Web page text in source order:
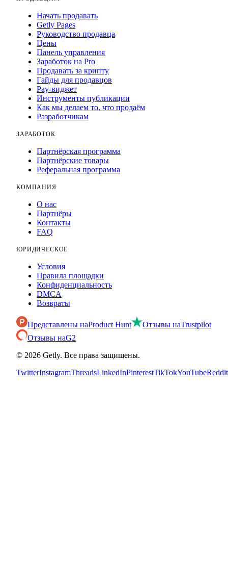
Начать продавать
Getly Pages
Руководство продавца
Цены
Панель управления
Заработок на Pro
Продавать за крипту
Гайды для продавцов
Pay-виджет
Инструменты публикации
Как мы делаем то, что продаём
Разработчикам
ЗАРАБОТОК
Партнёрская программа
Партнёрские товары
Реферальная программа
КОМПАНИЯ
О нас
Партнёры
Контакты
FAQ
ЮРИДИЧЕСКОЕ
Условия
Правила площадки
Конфиденциальность
DMCA
Возвраты
Представлены наProduct Hunt Отзывы наTrustpilot
Отзывы наG2
© 2026 Getly. Все права защищены.
TwitterInstagramThreadsLinkedInPinterestTikTokYouTubeReddit